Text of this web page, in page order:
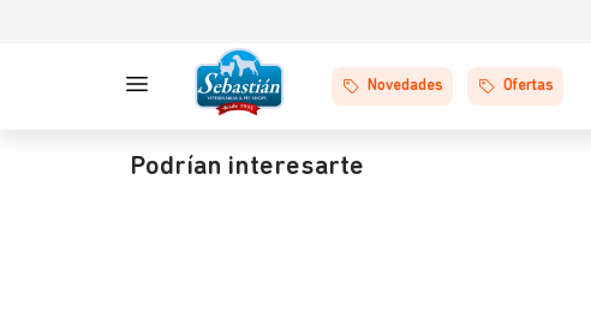
Novedades Ofertas
Podrían interesarte